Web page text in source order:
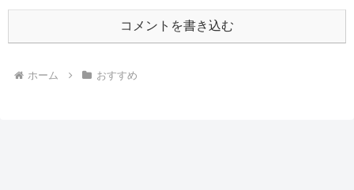
コメントを書き込む
ホーム おすすめ